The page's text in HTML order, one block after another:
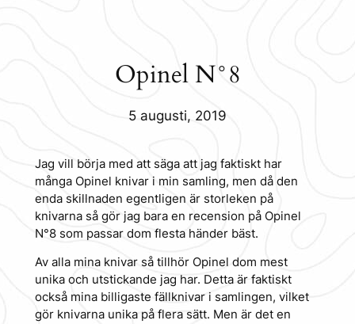
Opinel N°8
5 augusti, 2019
Jag vill börja med att säga att jag faktiskt har
många Opinel knivar i min samling, men då den
enda skillnaden egentligen är storleken på
knivarna så gör jag bara en recension på Opinel
N°8 som passar dom flesta händer bäst.
Av alla mina knivar så tillhör Opinel dom mest
unika och utstickande jag har. Detta är faktiskt
också mina billigaste fällknivar i samlingen, vilket
gör knivarna unika på flera sätt. Men är det en